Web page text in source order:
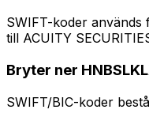
SWIFT-koder
till ACUITY
Bryter ner
SWIFT/BIC-koder